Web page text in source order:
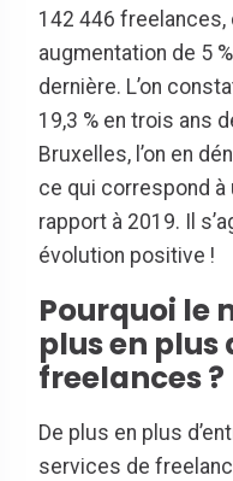
142 446 freelances,
augmentation de 5
dernière. L’on
19,3 % en trois ans
Bruxelles, l’on en
ce qui correspond à
rapport à 2019. Il
évolution positive !
Pourquoi le
plus en
freelances ?
De plus en plus
services de